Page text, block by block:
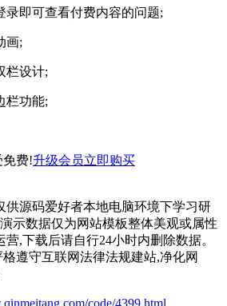
即可查看付费内容的问题;
画;
设计;
功能;
免费!升级会员立即购买
供源码爱好者本地电脑环境下学习研
示数据仅为网站模板整体美观或属性
,下载后请自行24小时内删除数据。
遵守互联网法律法规建站,净化网
code/4399.html